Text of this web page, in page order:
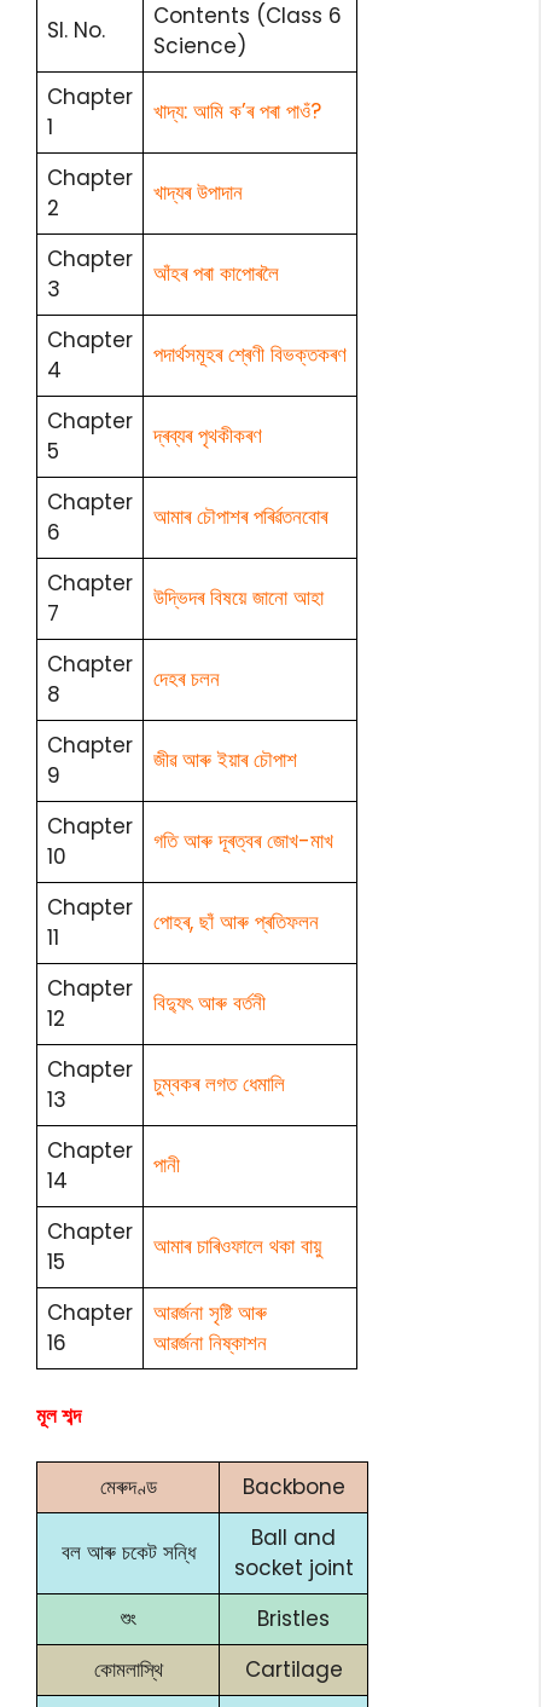
Sl. No.
Contents (Class 6
Science)
Chapter
1
খাদ্য: আমি ক’ৰ পৰা পাওঁ?
Chapter
2
খাদ্যৰ উপাদান
Chapter
3
আঁহৰ পৰা কাপোৰলৈ
Chapter
4
পদাৰ্থসমূহৰ শ্ৰেণী বিভক্তকৰণ
Chapter
5
দ্ৰব্যৰ পৃথকীকৰণ
Chapter
6
আমাৰ চৌপাশৰ পৰিৰ্ৱতনবোৰ
Chapter
7
উদ্ভিদৰ বিষয়ে জানো আহা
Chapter
8
দেহৰ চলন
Chapter
9
জীৱ আৰু ইয়াৰ চৌপাশ
Chapter
10
গতি আৰু দূৰত্বৰ জোখ-মাখ
Chapter
11
পোহৰ, ছাঁ আৰু প্ৰতিফলন
Chapter
12
বিদ্যুৎ আৰু বৰ্তনী
Chapter
13
চুম্বকৰ লগত ধেমালি
Chapter
14
পানী
Chapter
15
আমাৰ চাৰিওফালে থকা বায়ু
Chapter
16
আৱৰ্জনা সৃষ্টি আৰু
আৱৰ্জনা নিষ্কাশন
মূল শব্দ
মেৰুদণ্ড Backbone
বল আৰু চকেট সন্ধি
Ball and
socket joint
শুং
Bristles
কোমলাস্থি
Cartilage